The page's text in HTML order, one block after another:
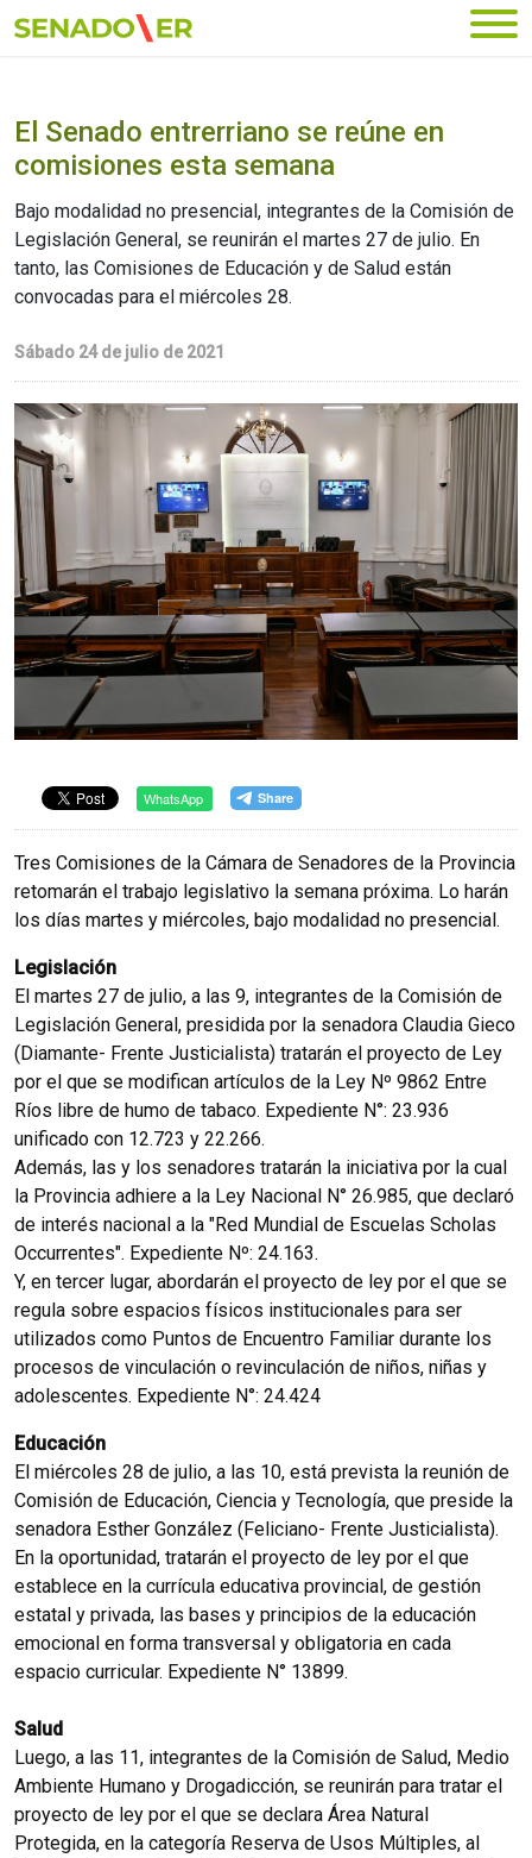
Ir al menú principal
El Senado entrerriano se reúne en
comisiones esta semana
Bajo modalidad no presencial, integrantes de la Comisión de
Legislación General, se reunirán el martes 27 de julio. En
tanto, las Comisiones de Educación y de Salud están
convocadas para el miércoles 28.
Sábado 24 de julio de 2021
WhatsApp
Tres Comisiones de la Cámara de Senadores de la Provincia
retomarán el trabajo legislativo la semana próxima. Lo harán
los días martes y miércoles, bajo modalidad no presencial.
Legislación
El martes 27 de julio, a las 9, integrantes de la Comisión de
Legislación General, presidida por la senadora Claudia Gieco
(Diamante- Frente Justicialista) tratarán el proyecto de Ley
por el que se modifican artículos de la Ley Nº 9862 Entre
Ríos libre de humo de tabaco. Expediente N°: 23.936
unificado con 12.723 y 22.266.
Además, las y los senadores tratarán la iniciativa por la cual
la Provincia adhiere a la Ley Nacional N° 26.985, que declaró
de interés nacional a la "Red Mundial de Escuelas Scholas
Occurrentes". Expediente Nº: 24.163.
Y, en tercer lugar, abordarán el proyecto de ley por el que se
regula sobre espacios físicos institucionales para ser
utilizados como Puntos de Encuentro Familiar durante los
procesos de vinculación o revinculación de niños, niñas y
adolescentes. Expediente N°: 24.424
Educación
El miércoles 28 de julio, a las 10, está prevista la reunión de
Comisión de Educación, Ciencia y Tecnología, que preside la
senadora Esther González (Feliciano- Frente Justicialista).
En la oportunidad, tratarán el proyecto de ley por el que
establece en la currícula educativa provincial, de gestión
estatal y privada, las bases y principios de la educación
emocional en forma transversal y obligatoria en cada
espacio curricular. Expediente N° 13899.
Salud
Luego, a las 11, integrantes de la Comisión de Salud, Medio
Ambiente Humano y Drogadicción, se reunirán para tratar el
proyecto de ley por el que se declara Área Natural
Protegida, en la categoría Reserva de Usos Múltiples, al